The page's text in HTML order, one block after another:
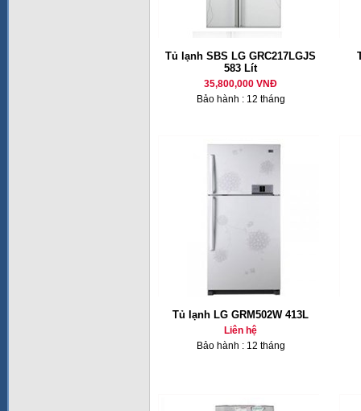
Tủ lạnh SBS LG GRC217LGJS
583 Lít
35,800,000 VNĐ
Bảo hành : 12 tháng
Tủ lạnh LG GRM502W 413L
Liên hệ
Bảo hành : 12 tháng